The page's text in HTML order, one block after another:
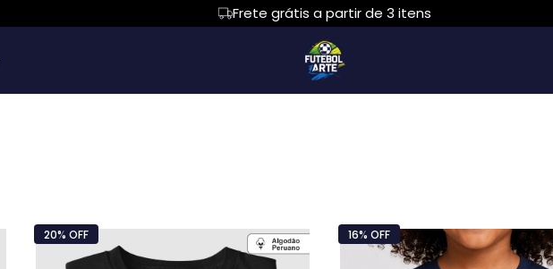
Frete grátis a partir de 3 itens
PERSONALIZAÇÃO Bolso PARA PAPAIS
20% OFF 16% OFF